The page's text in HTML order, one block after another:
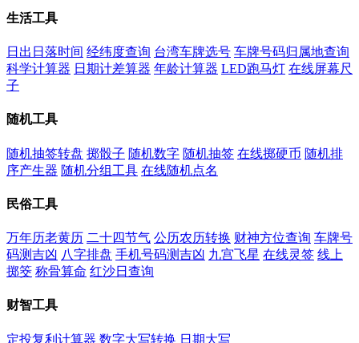
生活工具
日出日落时间 经纬度查询 台湾车牌选号 车牌号码归属地查询
科学计算器 日期计差算器 年龄计算器 LED跑马灯 在线屏幕尺
子
随机工具
随机抽签转盘 掷骰子 随机数字 随机抽签 在线掷硬币 随机排
序产生器 随机分组工具 在线随机点名
民俗工具
万年历老黄历 二十四节气 公历农历转换 财神方位查询 车牌号
码测吉凶 八字排盘 手机号码测吉凶 九宫飞星 在线灵签 线上
掷筊 称骨算命 红沙日查询
财智工具
定投复利计算器 数字大写转换 日期大写